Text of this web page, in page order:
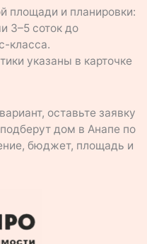
площади и планировки:
3–5 соток до
класса.
указаны в карточке
оставьте заявку
дом в Анапе по
бюджет, площадь и